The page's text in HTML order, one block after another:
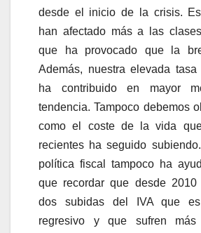
desde el inicio de la crisis.
han afectado más a las
que ha provocado que la
Además, nuestra elevada
ha contribuido en mayor
tendencia. Tampoco debemos
como el coste de la vida
recientes ha seguido
política fiscal tampoco ha
que recordar que desde 2010
dos subidas del IVA que
regresivo y que sufren más